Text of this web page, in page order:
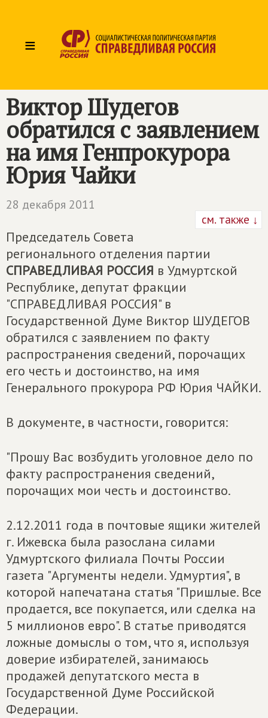
≡
Виктор Шудегов
обратился с заявлением
на имя Генпрокурора
Юрия Чайки
28 декабря 2011
см. также ↓
Председатель Совета
регионального отделения партии
СПРАВЕДЛИВАЯ РОССИЯ в Удмуртской
Республике, депутат фракции
"СПРАВЕДЛИВАЯ РОССИЯ" в
Государственной Думе Виктор ШУДЕГОВ
обратился с заявлением по факту
распространения сведений, порочащих
его честь и достоинство, на имя
Генерального прокурора РФ Юрия ЧАЙКИ.
В документе, в частности, говорится:
"Прошу Вас возбудить уголовное дело по
факту распространения сведений,
порочащих мои честь и достоинство.
2.12.2011 года в почтовые ящики жителей
г. Ижевска была разослана силами
Удмуртского филиала Почты России
газета "Аргументы недели. Удмуртия", в
которой напечатана статья "Пришлые. Все
продается, все покупается, или сделка на
5 миллионов евро". В статье приводятся
ложные домыслы о том, что я, используя
доверие избирателей, занимаюсь
продажей депутатского места в
Государственной Думе Российской
Федерации.